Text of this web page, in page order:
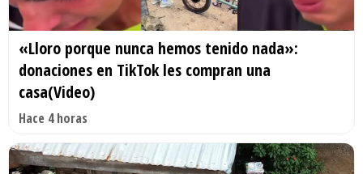
«Lloro porque nunca hemos tenido nada»:
donaciones en TikTok les compran una
casa(Video)
Hace 4 horas